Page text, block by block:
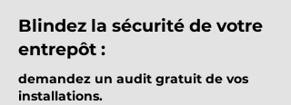
Blindez la sécurité de votre
entrepôt :
demandez un audit gratuit de vos
installations.